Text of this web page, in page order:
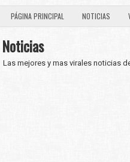
PÁGINA PRINCIPAL NOTICIAS
Noticias
Las mejores y mas virales noticias